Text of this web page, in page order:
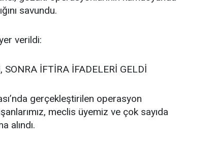
savundu.
verildi:
İFTİRA İFADELERİ GELDİ
gerçekleştirilen operasyon
meclis üyemiz ve çok sayıda
alındı.